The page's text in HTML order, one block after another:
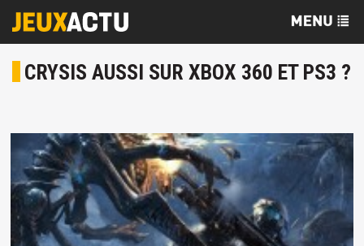
CRYSIS AUSSI SUR XBOX 360 ET PS3 ?